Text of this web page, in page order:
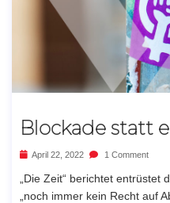
Blockade statt
April 22, 2022 1 Comment
„Die Zeit“ berichtet entrüstet
„noch immer kein Recht auf